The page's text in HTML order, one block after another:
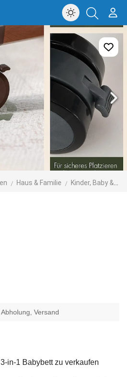
Haus & Familie Kinder, Baby & Spielzeug
Abholung, Versand
in-1 Babybett zu verkaufen